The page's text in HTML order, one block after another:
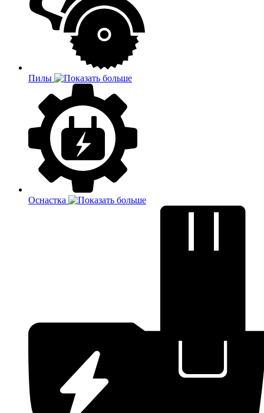
Пилы
Оснастка